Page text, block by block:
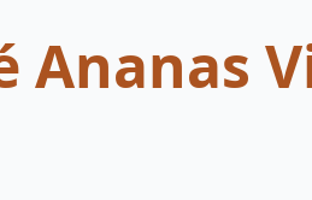
Ananas